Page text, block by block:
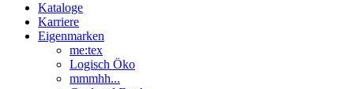
Kataloge
Karriere
Eigenmarken
me:tex
Logisch Öko
mmmhh...